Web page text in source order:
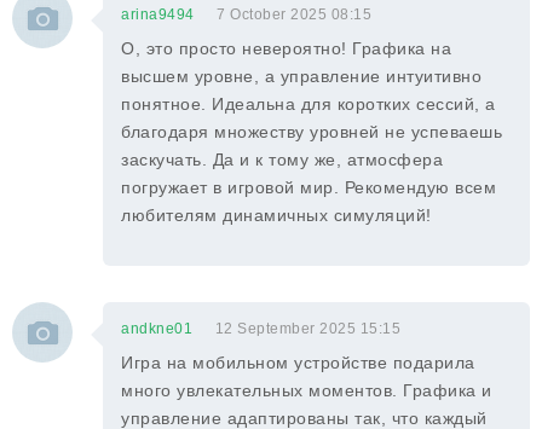
arina9494 7 October 2025 08:15
О, это просто невероятно! Графика на
высшем уровне, а управление интуитивно
понятное. Идеальна для коротких сессий, а
благодаря множеству уровней не успеваешь
заскучать. Да и к тому же, атмосфера
погружает в игровой мир. Рекомендую всем
любителям динамичных симуляций!
andkne01 12 September 2025 15:15
Игра на мобильном устройстве подарила
много увлекательных моментов. Графика и
управление адаптированы так, что каждый